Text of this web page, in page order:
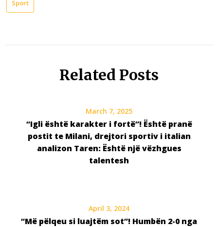
Sport
Related Posts
March 7, 2025
“Igli është karakter i fortë”! Është pranë
postit te Milani, drejtori sportiv i italian
analizon Taren: Është një vëzhgues
talentesh
April 3, 2024
“Më pëlqeu si luajtëm sot”! Humbën 2-0 nga